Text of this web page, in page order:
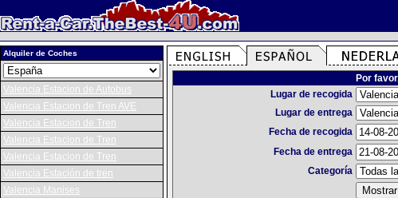
Alquiler de Coches
Valencia Estacion de Autobus
Valencia Estacion de Tren AVE
Valencia Estacion de Tren
Valencia Estacion de Tren
Valencia Estacion de Tren
Valencia Estación de tren
Valencia Manises
Por
Lugar de recogida
Lugar de entrega
Fecha de recogida
Fecha de entrega
Categoría